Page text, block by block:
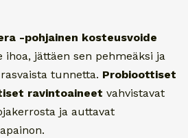
-pohjainen kosteusvoide
ihoa, jättäen sen pehmeäksi ja
tunnetta. Probioottiset
ravintoaineet vahvistavat
ja auttavat